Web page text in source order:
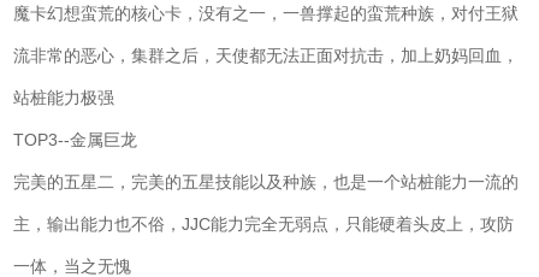
魔卡幻想蛮荒的核心卡，没有之一，一兽撑起的蛮荒种族，对付王狱
流非常的恶心，集群之后，天使都无法正面对抗击，加上奶妈回血，
站桩能力极强
TOP3--金属巨龙
完美的五星二，完美的五星技能以及种族，也是一个站桩能力一流的
主，输出能力也不俗，JJC能力完全无弱点，只能硬着头皮上，攻防
一体，当之无愧